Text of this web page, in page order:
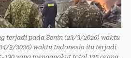
terjadi pada Senin (23/3/2026) waktu
3/2026) waktu Indonesia itu terjadi